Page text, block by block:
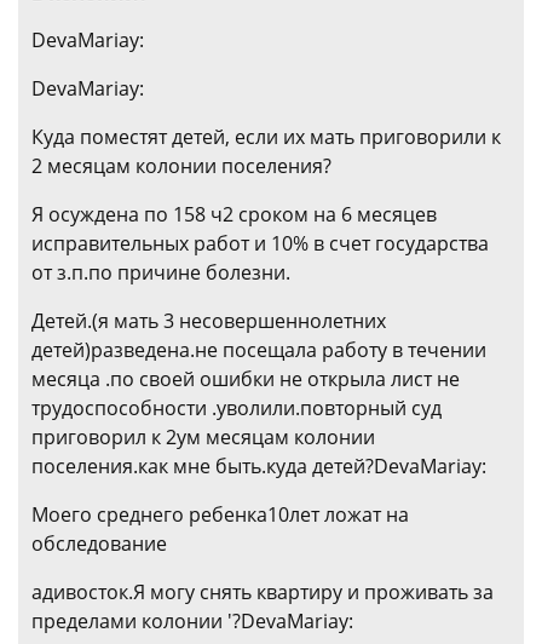
DevaMariay:
DevaMariay:
Куда поместят детей, если их мать приговорили к
2 месяцам колонии поселения?
Я осуждена по 158 ч2 сроком на 6 месяцев
исправительных работ и 10% в счет государства
от з.п.по причине болезни.
Детей.(я мать 3 несовершеннолетних
детей)разведена.не посещала работу в течении
месяца .по своей ошибки не открыла лист не
трудоспособности .уволили.повторный суд
приговорил к 2ум месяцам колонии
поселения.как мне быть.куда детей?DevaMariay:
Моего среднего ребенка10лет ложат на
обследование
адивосток.Я могу снять квартиру и проживать за
пределами колонии '?DevaMariay: